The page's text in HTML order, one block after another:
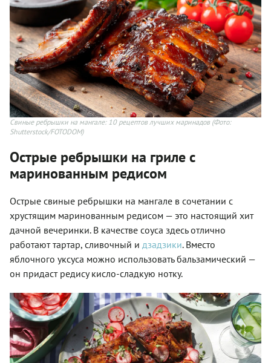
Свиные ребрышки на мангале: 10 рецептов лучших маринадов (Фото:
Shutterstock/FOTODOM)
Острые ребрышки на гриле с
маринованным редисом
Острые свиные ребрышки на мангале в сочетании с
хрустящим маринованным редисом — это настоящий хит
дачной вечеринки. В качестве соуса здесь отлично
работают тартар, сливочный и дзадзики. Вместо
яблочного уксуса можно использовать бальзамический —
он придаст редису кисло-сладкую нотку.